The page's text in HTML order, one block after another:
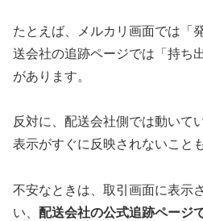
たとえば、メルカリ画面では「
送会社の追跡ページでは「持ち
があります。
反対に、配送会社側では動いて
表示がすぐに反映されないこと
不安なときは、取引画面に表示
い、 配送会社の公式追跡ページ